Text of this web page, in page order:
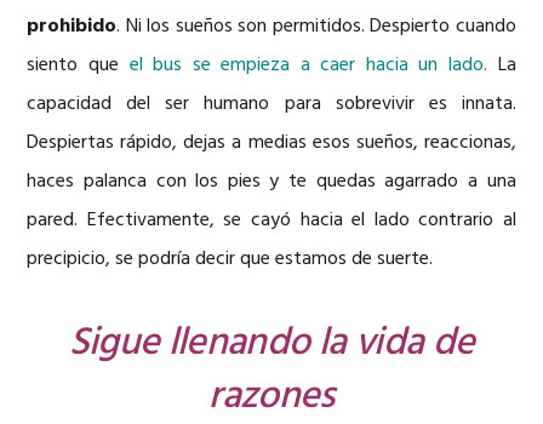
prohibido. Ni los sueños son permitidos. Despierto cuando
siento que el bus se empieza a caer hacia un lado. La
capacidad del ser humano para sobrevivir es innata.
Despiertas rápido, dejas a medias esos sueños, reaccionas,
haces palanca con los pies y te quedas agarrado a una
pared. Efectivamente, se cayó hacia el lado contrario al
precipicio, se podría decir que estamos de suerte.
Sigue llenando la vida de
razones